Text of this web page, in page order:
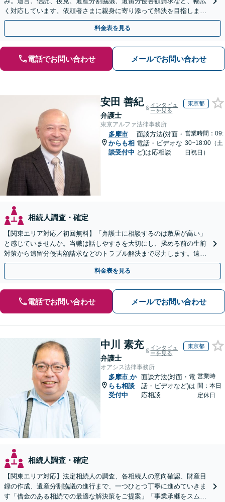
く対応しています。依頼者さまに親身に寄り添って解決を目指しま
す。
料金表を見る
電話でお問い合わせ メールでお問い合わせ
安田 善紀
弁護士
インタビュ
ーを見る
東京都
東京アルファ法律事務所
多摩市
からも相
談受付中
面談方法(対面・
電話・ビデオな
ど)は応相談
営業時間：09:
30~18:00（土
日祝日）
相続人調査・確定
【関東エリア対応／初回無料】「弁護士に相談するのは敷居が高い」
と感じていませんか。当職は話しやすさを大切にし、揉める前の生前
対策から遺留分侵害額請求などのトラブル解決まで尽力します。遠方
にお住まいの方もWeb面談で安心してご相談いただけます
料金表を見る
電話でお問い合わせ メールでお問い合わせ
中川 素充
弁護士
インタビュ
ーを見る
東京都
オアシス法律事務所
多摩市 か
らも相談
受付中
面談方法(対面・電
話・ビデオなど)は
応相談
営業時
間：本日
定休日
相続人調査・確定
【関東エリア対応】法定相続人の調査、各相続人の意向確認、財産目
録の作成、遺産分割協議の進行まで、一つひとつ丁寧に進めていきま
す「借金のある相続での最適な解決策をご提案」「事業承継をスムー